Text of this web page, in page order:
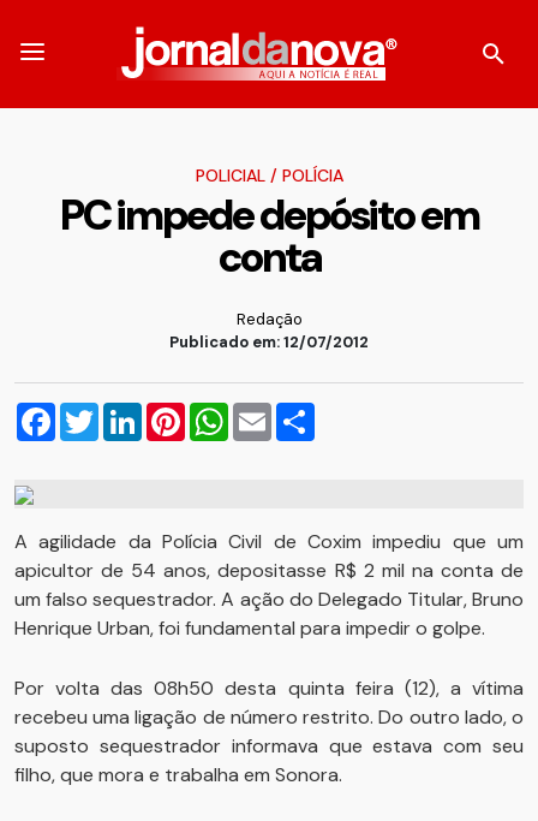
POLICIAL/ POLÍCIA
PC impede depósito em
conta
Redação
Publicado em: 12/07/2012
Facebook
TwitterLinkedInPinterestWhatsApp
Email
A agilidade da Polícia Civil de Coxim impediu que um
apicultor de 54 anos, depositasse R$ 2 mil na conta de
um falso sequestrador. A ação do Delegado Titular, Bruno
Henrique Urban, foi fundamental para impedir o golpe.
Por volta das 08h50 desta quinta feira (12), a vítima
recebeu uma ligação de número restrito. Do outro lado, o
suposto sequestrador informava que estava com seu
filho, que mora e trabalha em Sonora.